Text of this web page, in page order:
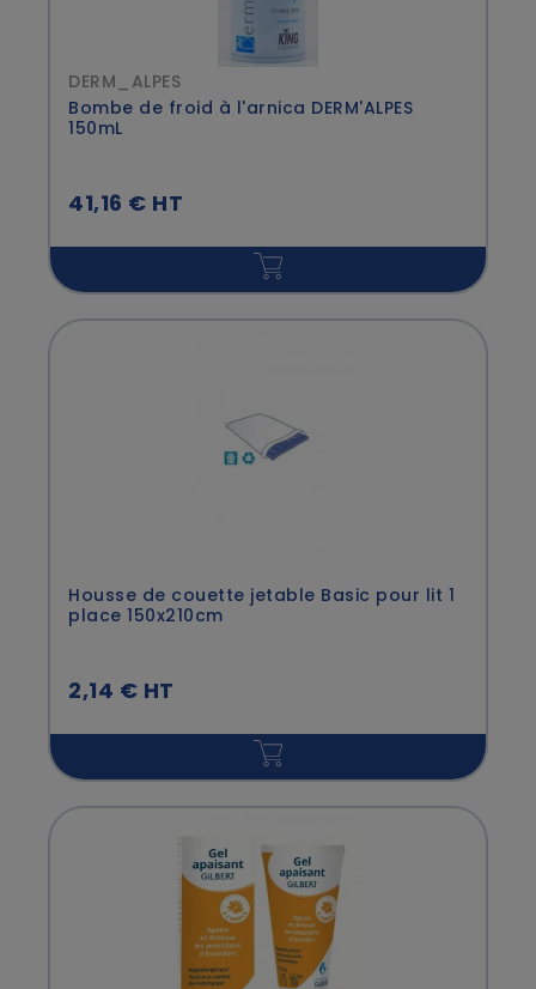
DERM_ALPES
Bombe de froid à l'arnica DERM'ALPES
150mL
41,16 € HT
Housse de couette jetable Basic pour lit 1
place 150x210cm
2,14 € HT